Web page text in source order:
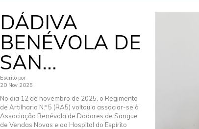
DÁDIVA
BENÉVOLA DE
SAN...
Escrito por
20 Nov 2025
No dia 12 de novembro de 2025, o Regimento
de Artilharia N.º 5 (RA5) voltou a associar-se à
Associação Benévola de Dadores de Sangue
de Vendas Novas e ao Hospital do Espírito